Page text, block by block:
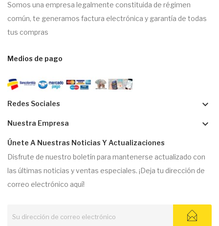
Somos una empresa legalmente constituida de régimen
común, te generamos factura electrónica y garantía de todas
tus compras
Medios de pago
Redes Sociales keyboard_arrow_down
Nuestra Empresa keyboard_arrow_down
Únete A Nuestras Noticias Y Actualizaciones
Disfrute de nuestro boletín para mantenerse actualizado con
las últimas noticias y ventas especiales. ¡Deja tu dirección de
correo electrónico aquí!